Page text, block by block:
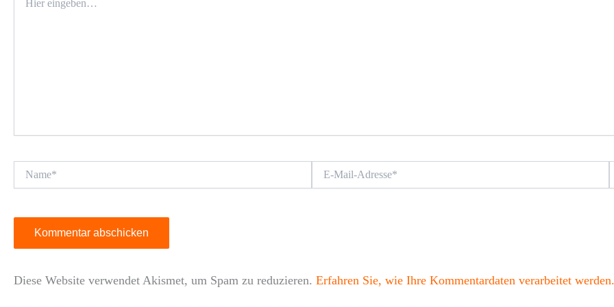
eingeben…
Mail-
Diese Website verwendet Akismet, um Spam zu reduzieren. Erfahren Sie, wie Ihre Kommentardaten verarbeitet werden.